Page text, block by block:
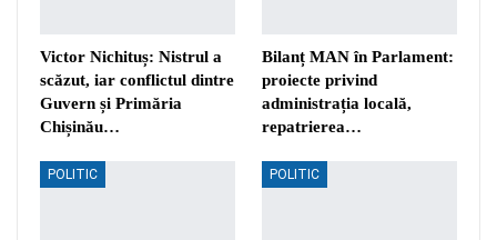
Victor Nichituș: Nistrul a
scăzut, iar conflictul dintre
Guvern și Primăria
Chișinău…
Bilanț MAN în Parlament:
proiecte privind
administrația locală,
repatrierea…
POLITIC POLITIC